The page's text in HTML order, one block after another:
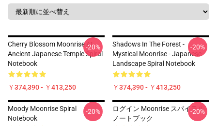
Cherry Blossom Moonrise At
Ancient Japanese Temple Spiral
Notebook
￥374,390 - ￥413,250
-20%
Shadows In The Forest -
Mystical Moonrise - Japanese
Landscape Spiral Notebook
￥374,390 - ￥413,250
-20%
Moody Moonrise Spiral
Notebook
-20%
ログイン Moonrise スパイラル
ノートブック
-20%